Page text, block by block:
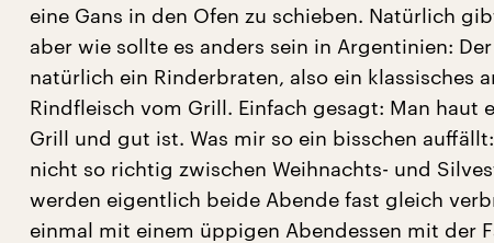
eine Gans in den Ofen zu schieben. Natürlich
aber wie sollte es anders sein in Argentinien:
natürlich ein Rinderbraten, also ein klassisches
Rindfleisch vom Grill. Einfach gesagt: Man haut
Grill und gut ist. Was mir so ein bisschen
nicht so richtig zwischen Weihnachts- und
werden eigentlich beide Abende fast gleich
einmal mit einem üppigen Abendessen mit der